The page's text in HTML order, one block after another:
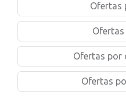
Ofertas
Ofertas por
Ofertas